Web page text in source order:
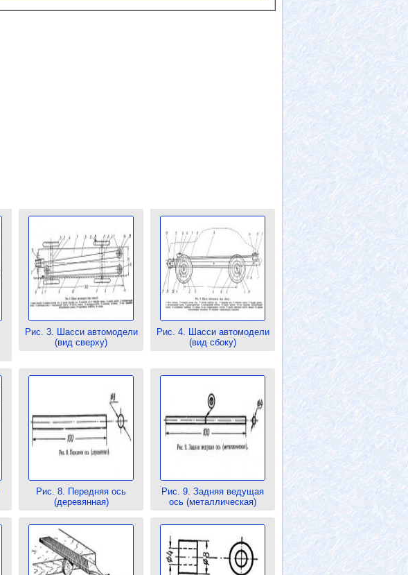
Рис. 3. Шасси автомодели
(вид сверху)
Рис. 4. Шасси автомодели
(вид сбоку)
Рис. 8. Передняя ось
(деревянная)
Рис. 9. Задняя ведущая
ось (металлическая)